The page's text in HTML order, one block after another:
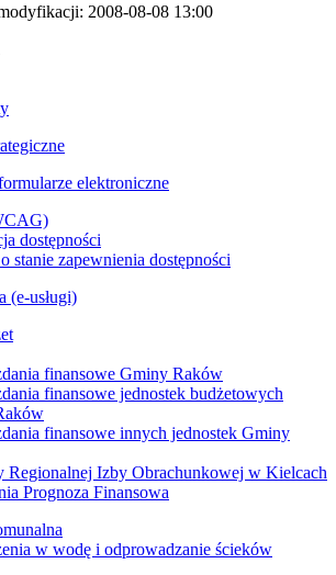
2008-08-08 13:00
elektroniczne
dostępności
stanie zapewnienia dostępności
(e-usługi)
finansowe Gminy Raków
finansowe jednostek budżetowych
finansowe innych jednostek Gminy
Regionalnej Izby Obrachunkowej w Kielcach
Prognoza Finansowa
w wodę i odprowadzanie ścieków